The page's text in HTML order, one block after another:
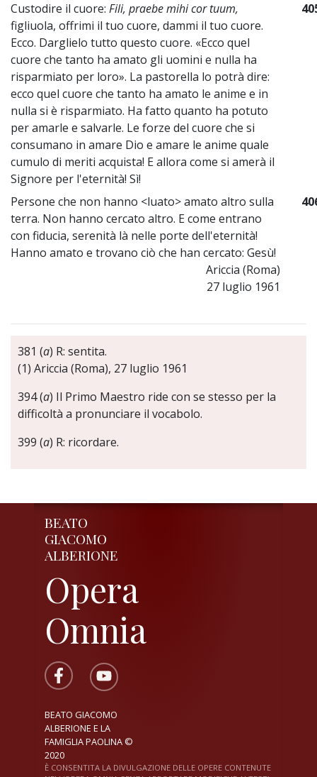
Custodire il cuore: Fili, praebe mihi cor tuum,
figliuola, offrimi il tuo cuore, dammi il tuo cuore.
Ecco. Darglielo tutto questo cuore. «Ecco quel
cuore che tanto ha amato gli uomini e nulla ha
risparmiato per loro». La pastorella lo potrà dire:
ecco quel cuore che tanto ha amato le anime e in
nulla si è risparmiato. Ha fatto quanto ha potuto
per amarle e salvarle. Le forze del cuore che si
consumano in amare Dio e amare le anime quale
cumulo di meriti acquista! E allora come si amerà il
Signore per l'eternità! Sì!
Persone che non hanno <luato> amato altro sulla
terra. Non hanno cercato altro. E come entrano
con fiducia, serenità là nelle porte dell'eternità!
Hanno amato e trovano ciò che han cercato: Gesù!
Ariccia (Roma)
27 luglio 1961
381 (a) R: sentita.
(1) Ariccia (Roma), 27 luglio 1961
394 (a) Il Primo Maestro ride con se stesso per la
difficoltà a pronunciare il vocabolo.
399 (a) R: ricordare.
BEATO
GIACOMO
ALBERIONE
Opera
Omnia
BEATO GIACOMO
ALBERIONE E LA
FAMIGLIA PAOLINA ©
2020
È CONSENTITA LA DIVULGAZIONE DELLE OPERE CONTENUTE